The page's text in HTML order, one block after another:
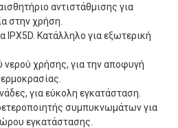
αντιστάθμισης για
στην χρήση.
IPX5D. Κατάλληλο για εξωτερική
νερού χρήσης, για την αποφυγή
για εύκολη εγκατάσταση.
συμπυκνωμάτων για
εγκατάστασης.